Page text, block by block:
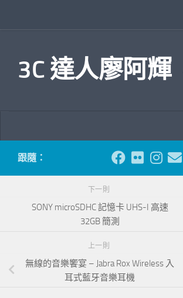
3C 達人廖阿輝
跟隨：
下一則
SONY microSDHC 記憶卡 UHS-I 高速
32GB 簡測
上一則
無線的音樂饗宴 – Jabra Rox Wireless 入
耳式藍牙音樂耳機